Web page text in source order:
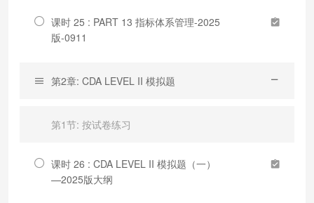
课时 25 : PART 13 指标体系管理-2025
版-0911
第2章: CDA LEVEL II 模拟题
第1节: 按试卷练习
课时 26 : CDA LEVEL II 模拟题（一）
—2025版大纲